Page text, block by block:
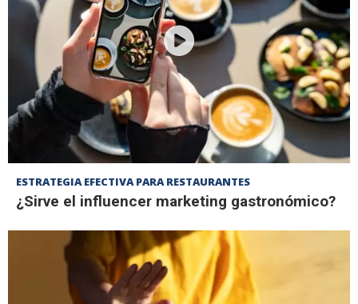
ESTRATEGIA EFECTIVA PARA RESTAURANTES
¿Sirve el influencer marketing gastronómico?